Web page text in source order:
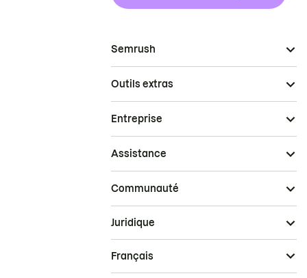
Semrush
Outils extras
Entreprise
Assistance
Communauté
Juridique
Français